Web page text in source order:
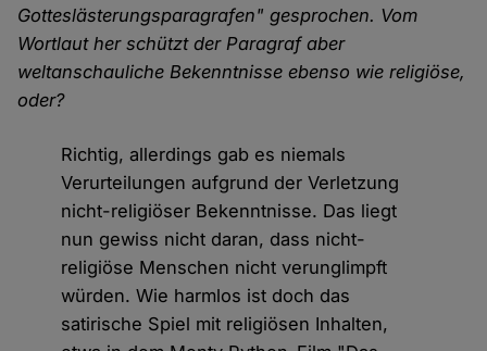
Gotteslästerungsparagrafen" gesprochen. Vom
Wortlaut her schützt der Paragraf aber
weltanschauliche Bekenntnisse ebenso wie religiöse,
oder?
Richtig, allerdings gab es niemals
Verurteilungen aufgrund der Verletzung
nicht-religiöser Bekenntnisse. Das liegt
nun gewiss nicht daran, dass nicht-
religiöse Menschen nicht verunglimpft
würden. Wie harmlos ist doch das
satirische Spiel mit religiösen Inhalten,